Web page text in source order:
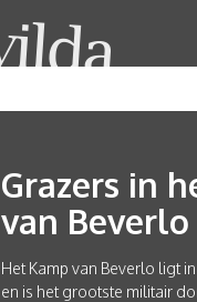
Grazers in
van Beverlo
Het Kamp van Beverlo ligt
en is het grootste militair